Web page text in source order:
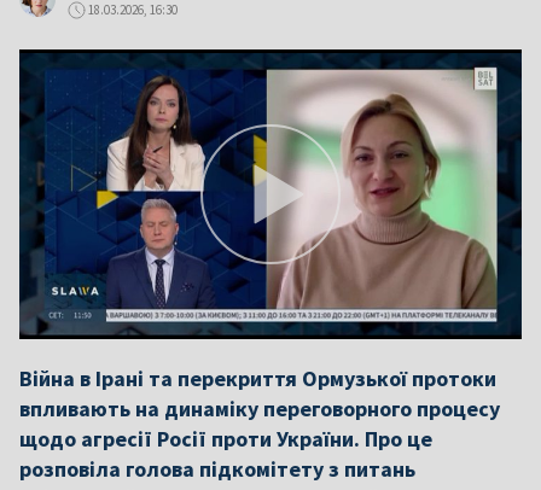
18.03.2026, 16:30
Війна в Ірані та перекриття Ормузької протоки
впливають на динаміку переговорного процесу
щодо агресії Росії проти України. Про це
розповіла голова підкомітету з питань